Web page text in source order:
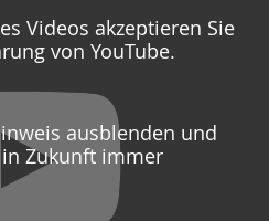
Videos akzeptieren Sie
von YouTube.
ausblenden und
in Zukunft immer